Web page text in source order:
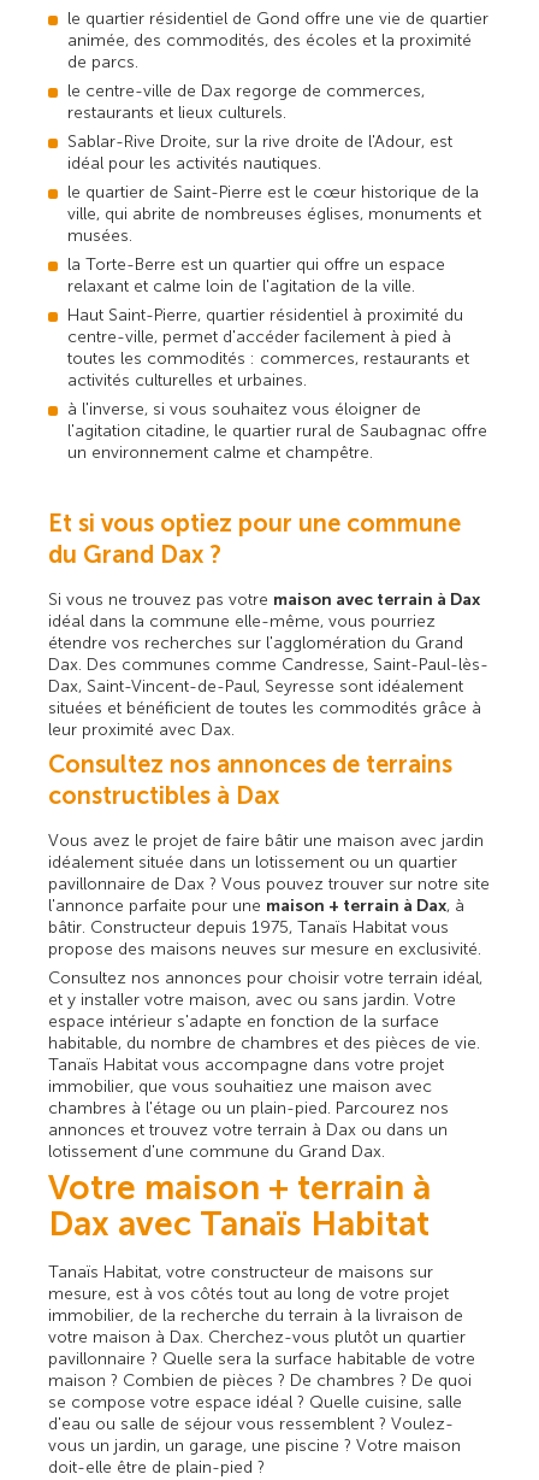
le quartier résidentiel de Gond offre une vie de quartier
animée, des commodités, des écoles et la proximité
de parcs.
le centre-ville de Dax regorge de commerces,
restaurants et lieux culturels.
Sablar-Rive Droite, sur la rive droite de l'Adour, est
idéal pour les activités nautiques.
le quartier de Saint-Pierre est le cœur historique de la
ville, qui abrite de nombreuses églises, monuments et
musées.
la Torte-Berre est un quartier qui offre un espace
relaxant et calme loin de l'agitation de la ville.
Haut Saint-Pierre, quartier résidentiel à proximité du
centre-ville, permet d'accéder facilement à pied à
toutes les commodités : commerces, restaurants et
activités culturelles et urbaines.
à l'inverse, si vous souhaitez vous éloigner de
l'agitation citadine, le quartier rural de Saubagnac offre
un environnement calme et champêtre.
Et si vous optiez pour une commune
du Grand Dax ?
Si vous ne trouvez pas votre maison avec terrain à Dax
idéal dans la commune elle-même, vous pourriez
étendre vos recherches sur l'agglomération du Grand
Dax. Des communes comme Candresse, Saint-Paul-lès-
Dax, Saint-Vincent-de-Paul, Seyresse sont idéalement
situées et bénéficient de toutes les commodités grâce à
leur proximité avec Dax.
Consultez nos annonces de terrains
constructibles à Dax
Vous avez le projet de faire bâtir une maison avec jardin
idéalement située dans un lotissement ou un quartier
pavillonnaire de Dax ? Vous pouvez trouver sur notre site
l'annonce parfaite pour une maison + terrain à Dax, à
bâtir. Constructeur depuis 1975, Tanaïs Habitat vous
propose des maisons neuves sur mesure en exclusivité.
Consultez nos annonces pour choisir votre terrain idéal,
et y installer votre maison, avec ou sans jardin. Votre
espace intérieur s'adapte en fonction de la surface
habitable, du nombre de chambres et des pièces de vie.
Tanaïs Habitat vous accompagne dans votre projet
immobilier, que vous souhaitiez une maison avec
chambres à l'étage ou un plain-pied. Parcourez nos
annonces et trouvez votre terrain à Dax ou dans un
lotissement d'une commune du Grand Dax.
Votre maison + terrain à
Dax avec Tanaïs Habitat
Tanaïs Habitat, votre constructeur de maisons sur
mesure, est à vos côtés tout au long de votre projet
immobilier, de la recherche du terrain à la livraison de
votre maison à Dax. Cherchez-vous plutôt un quartier
pavillonnaire ? Quelle sera la surface habitable de votre
maison ? Combien de pièces ? De chambres ? De quoi
se compose votre espace idéal ? Quelle cuisine, salle
d'eau ou salle de séjour vous ressemblent ? Voulez-
vous un jardin, un garage, une piscine ? Votre maison
doit-elle être de plain-pied ?